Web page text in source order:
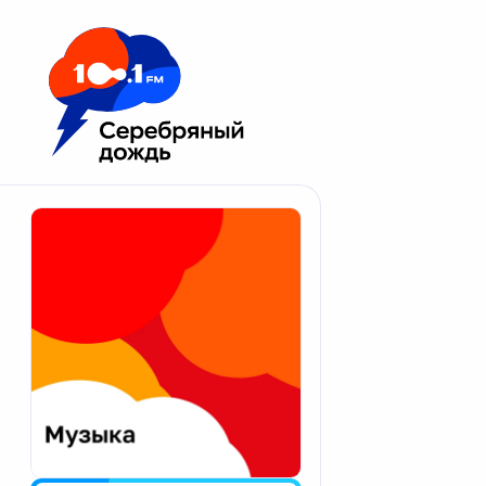
Москва 100.1 FM
Апатиты
Екатеринбург
Калининград
Калуга